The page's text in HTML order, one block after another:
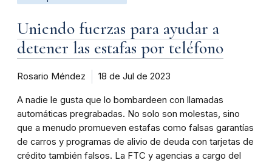
Uniendo fuerzas para ayudar a
detener las estafas por teléfono
Rosario Méndez 18 de Jul de 2023
A nadie le gusta que lo bombardeen con llamadas
automáticas pregrabadas. No solo son molestas, sino
que a menudo promueven estafas como falsas garantías
de carros y programas de alivio de deuda con tarjetas de
crédito también falsos. La FTC y agencias a cargo del